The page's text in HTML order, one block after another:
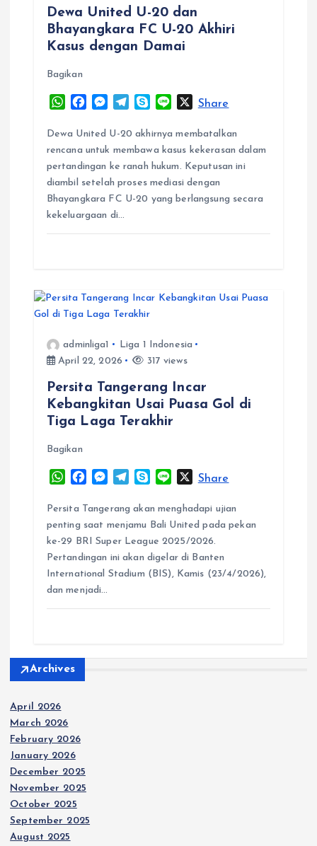
Dewa United U-20 dan
Bhayangkara FC U-20 Akhiri
Kasus dengan Damai
Bagikan
W
a
t
s
A
p
p
c
e
b
o
o
M
s
s
e
n
g
l
e
g
r
a
y
p
e
n
e
XShare
Dewa United U-20 akhirnya membatalkan
rencana untuk membawa kasus kekerasan dalam
pertandingan ke ranah hukum. Keputusan ini
diambil setelah proses mediasi dengan
Bhayangkara FC U-20 yang berlangsung secara
kekeluargaan di…
adminliga1
Liga 1 Indonesia
April 22, 2026
317 views
Persita Tangerang Incar
Kebangkitan Usai Puasa Gol di
Tiga Laga Terakhir
Bagikan
W
a
t
s
A
p
c
e
b
o
o
k
M
s
s
e
n
g
l
e
g
r
a
y
p
e
n
e
XShare
Persita Tangerang akan menghadapi ujian
penting saat menjamu Bali United pada pekan
ke-29 BRI Super League 2025/2026.
Pertandingan ini akan digelar di Banten
International Stadium (BIS), Kamis (23/4/2026),
dan menjadi…
Archives
April 2026
March 2026
February 2026
January 2026
December 2025
November 2025
October 2025
September 2025
August 2025